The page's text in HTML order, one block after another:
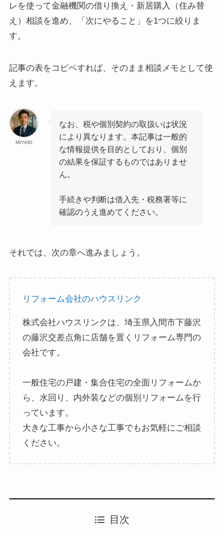
レを使って金融機関の借り換え・新居購入（住み替
え）相談を進め、「次にやること」を1つに絞りま
す。
記事の表をコピペすれば、そのまま相談メモとして使
えます。
MIYABI
なお、税や個別契約の取扱いは状況
により異なります。本記事は一般的
な情報提供を目的としており、個別
の結果を保証するものではありませ
ん。
手続きや判断は借入先・税務署等に
確認のうえ進めてください。
それでは、次の章へ進みましょう。
リフォーム会社のハウスリンク
株式会社ハウスリンクは、埼玉県入間市下藤沢
の藤沢交差点角に店舗を置くリフォーム専門の
会社です。
一般住宅の戸建・集合住宅の全面リフォームか
ら、水回り、内外装などの個別リフォームを行
っています。
大きな工事から小さな工事でもお気軽にご相談
ください。
目次